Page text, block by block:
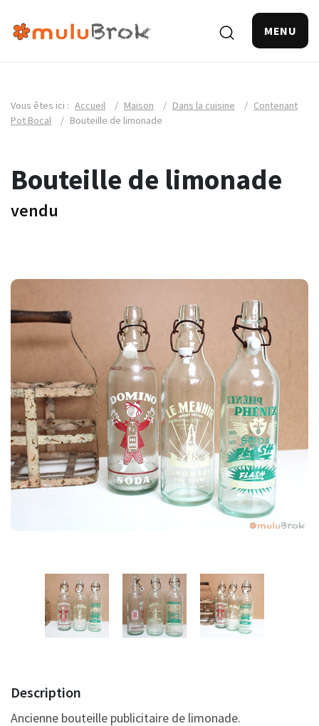
MENU
Vous êtes ici : Accueil / Maison / Dans la cuisine / Contenant
Pot Bocal
/ Bouteille de limonade
Bouteille de limonade
vendu
Description
Ancienne bouteille publicitaire de limonade.